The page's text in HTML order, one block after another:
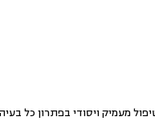
מעמיק ויסודי בפתרון כל